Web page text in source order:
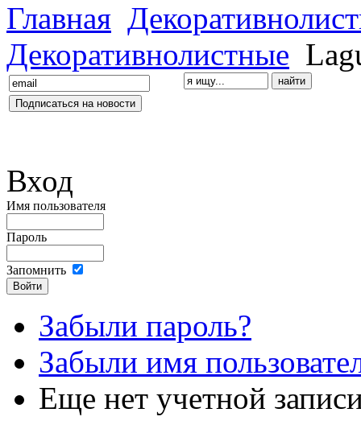
Главная
Декоративнолистные
Вход
Имя пользователя
Пароль
Запомнить
Забыли пароль?
Забыли имя
Еще нет учетной